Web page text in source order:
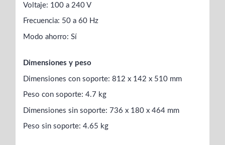
Voltaje: 100 a 240 V
Frecuencia: 50 a 60 Hz
Modo ahorro: Sí
Dimensiones y peso
Dimensiones con soporte: 812 x 142 x 510 mm
Peso con soporte: 4.7 kg
Dimensiones sin soporte: 736 x 180 x 464 mm
Peso sin soporte: 4.65 kg